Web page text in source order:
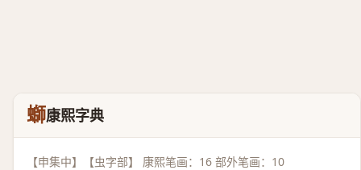
螄康熙字典
【申集中】【虫字部】 康熙笔画：16 部外笔画：10